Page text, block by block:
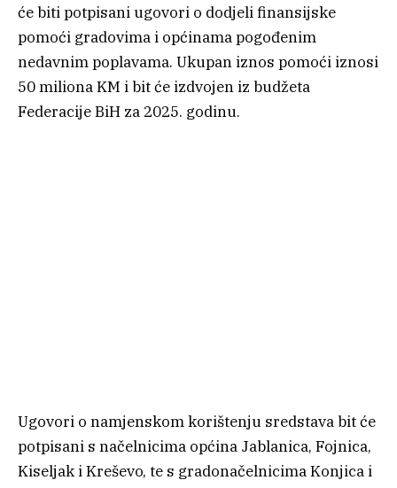
će biti potpisani ugovori o dodjeli finansijske
pomoći gradovima i općinama pogođenim
nedavnim poplavama. Ukupan iznos pomoći iznosi
50 miliona KM i bit će izdvojen iz budžeta
Federacije BiH za 2025. godinu.
Ugovori o namjenskom korištenju sredstava bit će
potpisani s načelnicima općina Jablanica, Fojnica,
Kiseljak i Kreševo, te s gradonačelnicima Konjica i